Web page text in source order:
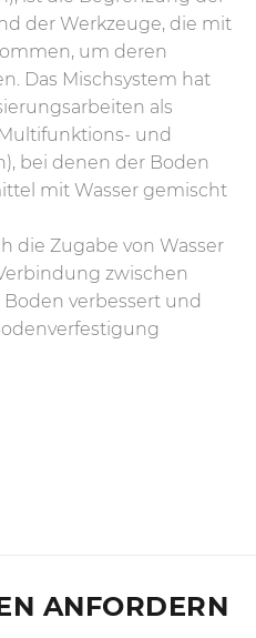
der Werkzeuge, die mit
um deren
Das Mischsystem hat
als
und
bei denen der Boden
mit Wasser gemischt
die Zugabe von Wasser
zwischen
verbessert und
ist variabel: Je höher die
Volumen der
die mit dem
reduziert die
die Traktionskräfte
Kraftstoffverbrauch,
und somit
und Betriebszustand der
des Antriebs
ausgestattete
verringert den
für Arbeiten mit
geeignet.
ANFORDERN